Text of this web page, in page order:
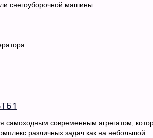
снегоуборочной машины:
самоходным современным агрегатом,
различных задач как на небольшой